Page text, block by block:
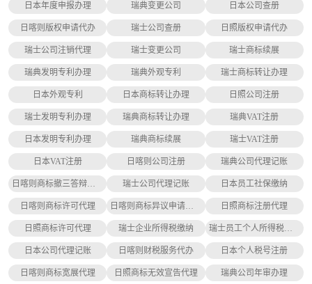
日本年度申报办理 瑞典变更公司 日本公司查册
日喀则版权申请代办 瑞士公司查册 日照版权申请代办
瑞士公司注销代理 瑞士变更公司 瑞士商标续展
瑞典发明专利办理 瑞典外观专利 瑞士商标转让办理
日本外观专利 日本商标转让办理 日照公司注册
瑞士发明专利办理 瑞典商标转让办理 瑞典VAT注册
日本发明专利办理 瑞典商标续展 瑞士VAT注册
日本VAT注册 日喀则公司注册 瑞典公司代理记账
日喀则商标撤三答辩代理 瑞士公司代理记账 日本员工社保缴纳
日喀则商标许可代理 日喀则商标异议申请代理 日照商标注册代理
日照商标许可代理 瑞士企业所得税缴纳 瑞士员工个人所得税缴纳
日本公司代理记账 日喀则财税服务代办 日本个人税号注册
日喀则商标宽展代理 日照商标无效宣告代理 瑞典公司年审办理